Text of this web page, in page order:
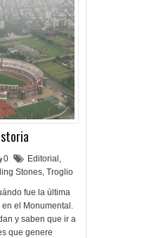
0 Editorial ,
Stones, Troglio
fue la última
el Monumental.
y saben que ir a
que genere